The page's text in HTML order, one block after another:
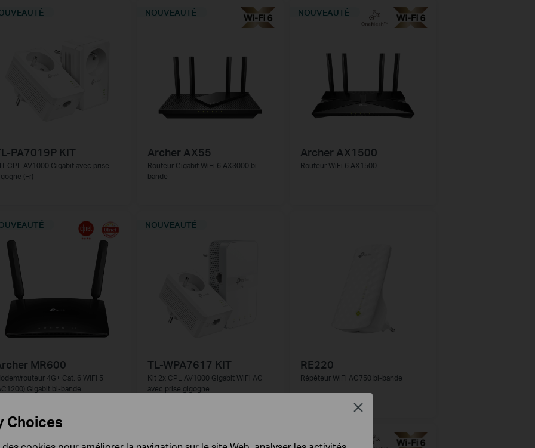
PA7019P KIT
CPL AV1000 Gigabit avec prise
(Fr)
NOUVEAUTÉ
Archer AX55
Routeur Gigabit WiFi 6 AX3000 bi-
bande
NOUVEAUTÉ
Archer AX1500
Routeur WiFi 6 AX1500
MR600
routeur 4G+ Cat. 6 WiFi 5
Gigabit bi-bande
NOUVEAUTÉ
TL-WPA7617 KIT
Kit 2x CPL AV1000 Gigabit WiFi AC
avec prise gigogne
RE220
Répéteur WiFi AC750 bi-bande
Choices
Close